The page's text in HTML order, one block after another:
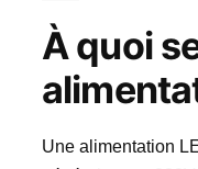
À quoi
Une alimentation